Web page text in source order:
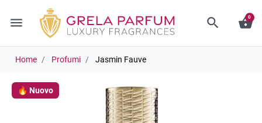
menu search shopping_basket
0
Home Profumi Jasmin Fauve
🔥 Nuovo